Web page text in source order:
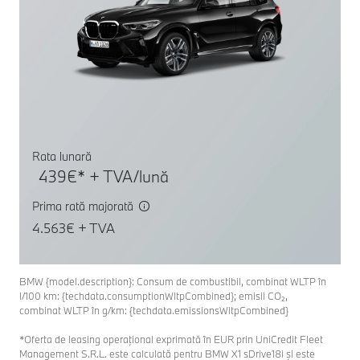
Rata lunară
439€* + TVA/lună
Prima rată majorată
4.563€ + TVA
BMW {model.description}: Consum de combustibil, combinat WLTP în
l/100 km: {techdata.consumptionWltpCombined}; emisii CO₂,
combinat WLTP în g/km: {techdata.emissionsWltpCombined}
*Oferta de leasing operațional exprimată în EUR prin UniCredit Fleet
Management S.R.L. este calculată pentru BMW X1 sDrive18i şi este